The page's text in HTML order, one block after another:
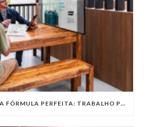
ENCONTRANDO A FÓRMULA PERFEITA: TRABALHO PRESENCIAL, HOME OFFICE OU TRABALHO HÍBRIDO?